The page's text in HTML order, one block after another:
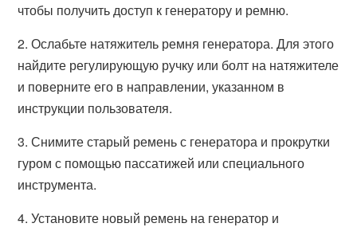
чтобы получить доступ к генератору и ремню.
2. Ослабьте натяжитель ремня генератора. Для этого
найдите регулирующую ручку или болт на натяжителе
и поверните его в направлении, указанном в
инструкции пользователя.
3. Снимите старый ремень с генератора и прокрутки
гуром с помощью пассатижей или специального
инструмента.
4. Установите новый ремень на генератор и